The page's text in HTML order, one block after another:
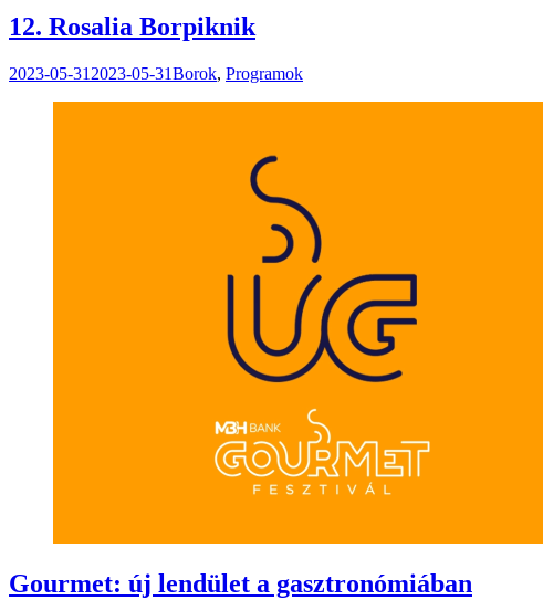
12. Rosalia Borpiknik
2023-05-31 2023-05-31Borok, Programok
Gourmet: új lendület a gasztronómiában